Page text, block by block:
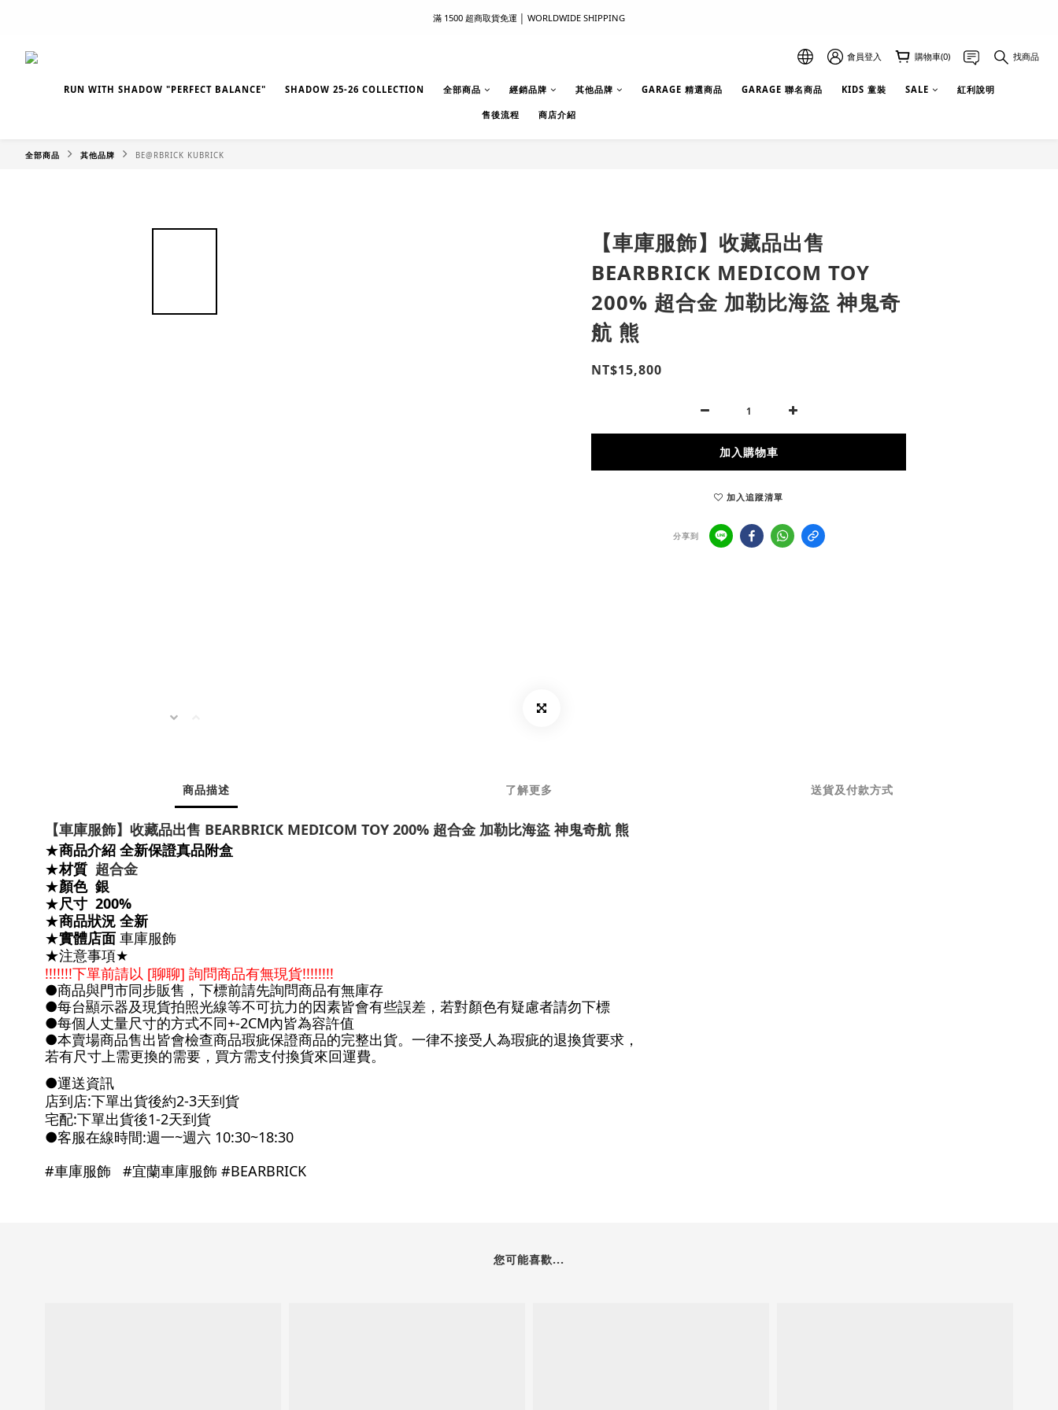
滿 1500 超商取貨免運 │ WORLDWIDE SHIPPING
滿 1500 超商取貨免運 │ WORLDWIDE SHIPPING
首次註冊新會員 │ 贈 100 元購物金
會員登入 購物車(0) 找商品
RUN WITH SHADOW "PERFECT BALANCE" SHADOW 25-26 COLLECTION 全部商品 經銷品牌 其他品牌 GARAGE 精選商品 GARAGE 聯名商品 KIDS 童裝 SALE 紅利說明
售後流程 商店介紹
全部商品 其他品牌 BE@RBRICK KUBRICK
【車庫服飾】收藏品出售
BEARBRICK MEDICOM TOY
200% 超合金 加勒比海盜 神鬼奇
航 熊
NT$15,800
加入購物車
加入追蹤清單
分享到
商品描述 了解更多 送貨及付款方式
【車庫服飾】收藏品出售 BEARBRICK MEDICOM TOY 200% 超合金 加勒比海盜 神鬼奇航 熊
★商品介紹 全新保證真品附盒
★材質 超合金
★顏色銀
★尺寸 200%
★商品狀況 全新
★實體店面 車庫服飾
★注意事項★
!!!!!!!下單前請以 [聊聊] 詢問商品有無現貨!!!!!!!!
●商品與門市同步販售，下標前請先詢問商品有無庫存
●每台顯示器及現貨拍照光線等不可抗力的因素皆會有些誤差，若對顏色有疑慮者請勿下標
●每個人丈量尺寸的方式不同+-2CM內皆為容許值
●本賣場商品售出皆會檢查商品瑕疵保證商品的完整出貨。一律不接受人為瑕疵的退換貨要求，
若有尺寸上需更換的需要，買方需支付換貨來回運費。
●運送資訊
店到店:下單出貨後約2-3天到貨
宅配:下單出貨後1-2天到貨
●客服在線時間:週一~週六 10:30~18:30
#車庫服飾 #宜蘭車庫服飾 #BEARBRICK
您可能喜歡...